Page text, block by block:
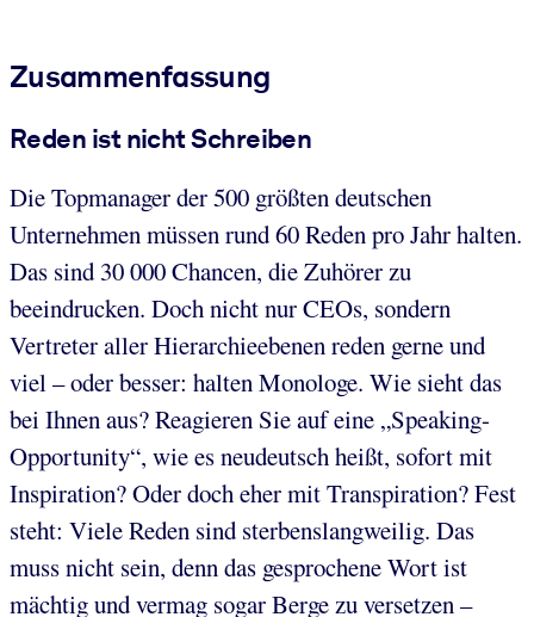
Zusammenfassung
Reden ist nicht Schreiben
Die Topmanager der 500 größten deutschen
Unternehmen müssen rund 60 Reden pro Jahr halten.
Das sind 30 000 Chancen, die Zuhörer zu
beeindrucken. Doch nicht nur CEOs, sondern
Vertreter aller Hierarchieebenen reden gerne und
viel – oder besser: halten Monologe. Wie sieht das
bei Ihnen aus? Reagieren Sie auf eine „Speaking-
Opportunity“, wie es neudeutsch heißt, sofort mit
Inspiration? Oder doch eher mit Transpiration? Fest
steht: Viele Reden sind sterbenslangweilig. Das
muss nicht sein, denn das gesprochene Wort ist
mächtig und vermag sogar Berge zu versetzen –